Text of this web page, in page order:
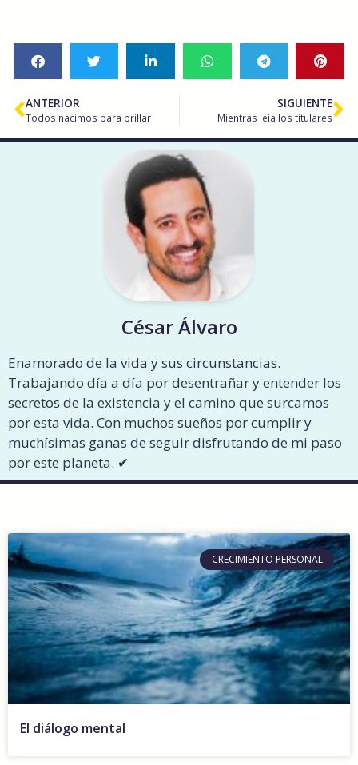
ANTERIOR
Todos nacimos para brillar
SIGUIENTE
Mientras leía los titulares
César Álvaro
Enamorado de la vida y sus circunstancias.
Trabajando día a día por desentrañar y entender los
secretos de la existencia y el camino que surcamos
por esta vida. Con muchos sueños por cumplir y
muchísimas ganas de seguir disfrutando de mi paso
por este planeta. ✔︎
CRECIMIENTO PERSONAL
El diálogo mental